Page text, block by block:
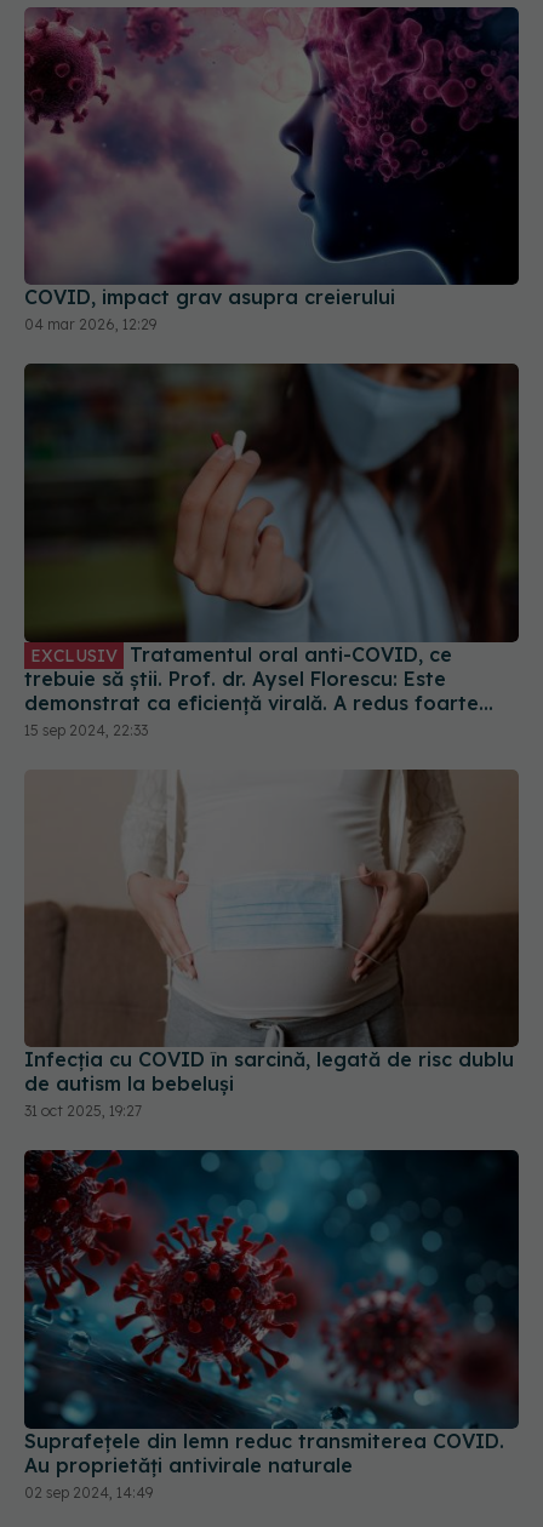
COVID, impact grav asupra creierului
trebuie să știi. Prof. dr. Aysel Florescu: Este
demonstrat ca eficiență virală. A redus foarte
mult riscul de spitalizare
15 sep 2024, 22:33
Infecția cu COVID în sarcină, legată de risc dublu
de autism la bebeluși
31 oct 2025, 19:27
Suprafețele din lemn reduc transmiterea COVID.
Au proprietăți antivirale naturale
02 sep 2024, 14:49